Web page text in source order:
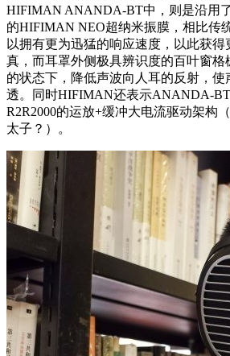
HIFIMAN ANANDA-BT中，则是沿用
的HIFIMAN NEO超纳米振膜，相比传
以拥有更为迅猛的响应速度，以此获
真，而耳罩外侧极具辨识度的百叶窗
的状态下，降低声波向人耳的反射，使
透。同时HIFIMAN还表示ANANDA-
R2R2000的运放+缓冲大电流驱动架构
太子？）。